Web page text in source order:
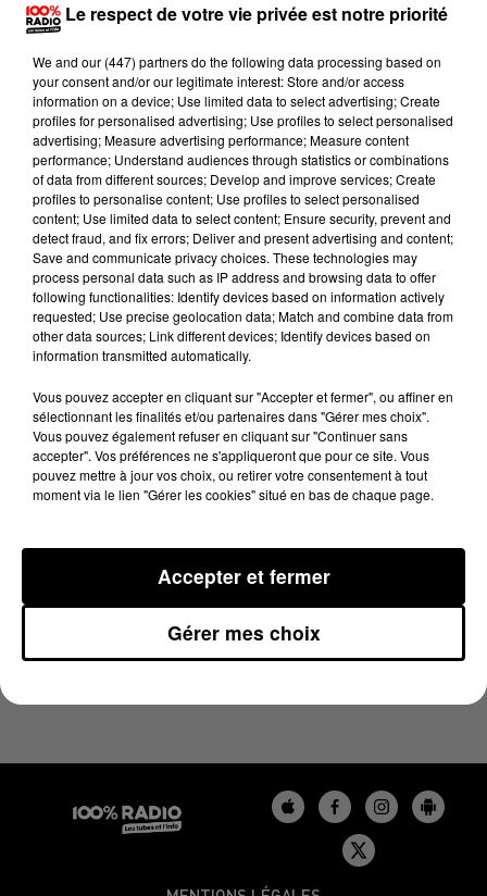
Lecture (4 min 19 sec)
100%
16 juin 2023 - 4 min 19 sec
LES INFOS DU BÉARN DU 16/06/2023 À 06H59
Le respect de votre vie privée est notre priorité
We and our (447) partnersdo the following data processing based on
your consent and/or our legitimate interest: Store and/or access
information on a device; Use limited data to select advertising; Create
profiles for personalised advertising; Use profiles to select personalised
advertising; Measure advertising performance; Measure content
performance; Understand audiences through statistics or combinations
of data from different sources; Develop and improve services; Create
profiles to personalise content; Use profiles to select personalised
content; Use limited data to select content; Ensure security, prevent and
detect fraud, and fix errors; Deliver and present advertising and content;
Save and communicate privacy choices. These technologies may
process personal data such as IP address and browsing data to offer
following functionalities: Identify devices based on information actively
requested; Use precise geolocation data; Match and combine data from
other data sources; Link different devices; Identify devices based on
information transmitted automatically.
Vous pouvez accepter en cliquant sur "Accepter et fermer", ou affiner en
sélectionnant les finalités et/ou partenaires dans "Gérer mes choix".
Vous pouvez également refuser en cliquant sur "Continuer sans
accepter". Vos préférences ne s'appliqueront que pour ce site. Vous
pouvez mettre à jour vos choix, ou retirer votre consentement à tout
moment via le lien "Gérer les cookies" situé en bas de chaque page.
Gérer mes choix
Accepter et fermer